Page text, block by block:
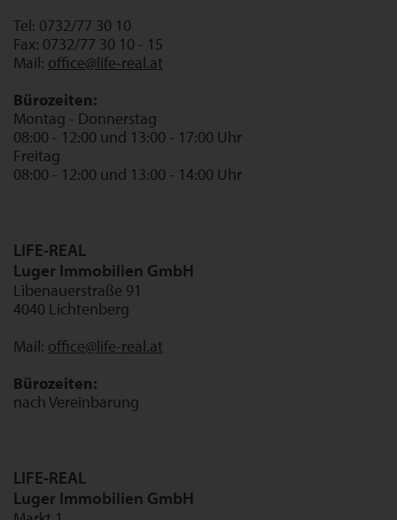
Tel: 0732/77 30 10
Fax: 0732/77 30 10 - 15
Mail: office@life-real.at
Bürozeiten:
Montag - Donnerstag
08:00 - 12:00 und 13:00 - 17:00 Uhr
Freitag
08:00 - 12:00 und 13:00 - 14:00 Uhr
LIFE-REAL
Luger Immobilien GmbH
Libenauerstraße 91
4040 Lichtenberg
Mail: office@life-real.at
Bürozeiten:
nach Vereinbarung
LIFE-REAL
Luger Immobilien GmbH